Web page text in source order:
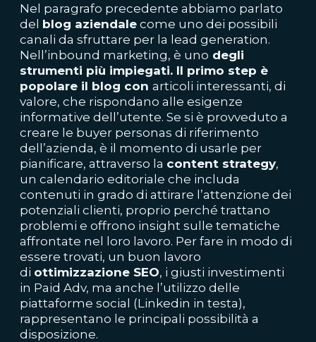
Nel paragrafo precedente abbiamo parlato
del blog aziendale come uno dei possibili
canali da sfruttare per la lead generation.
Nell’inbound marketing, è uno degli
strumenti più impiegati. Il primo step è
popolare il blog con articoli interessanti, di
valore, che rispondano alle esigenze
informative dell’utente. Se si è provveduto a
creare le buyer personas di riferimento
dell’azienda, è il momento di usarle per
pianificare, attraverso la content strategy,
un calendario editoriale che includa
contenuti in grado di attirare l’attenzione dei
potenziali clienti, proprio perché trattano
problemi e offrono insight sulle tematiche
affrontate nel loro lavoro. Per fare in modo di
essere trovati, un buon lavoro
di ottimizzazione SEO, i giusti investimenti
in Paid Adv, ma anche l’utilizzo delle
piattaforme social (Linkedin in testa),
rappresentano le principali possibilità a
disposizione.